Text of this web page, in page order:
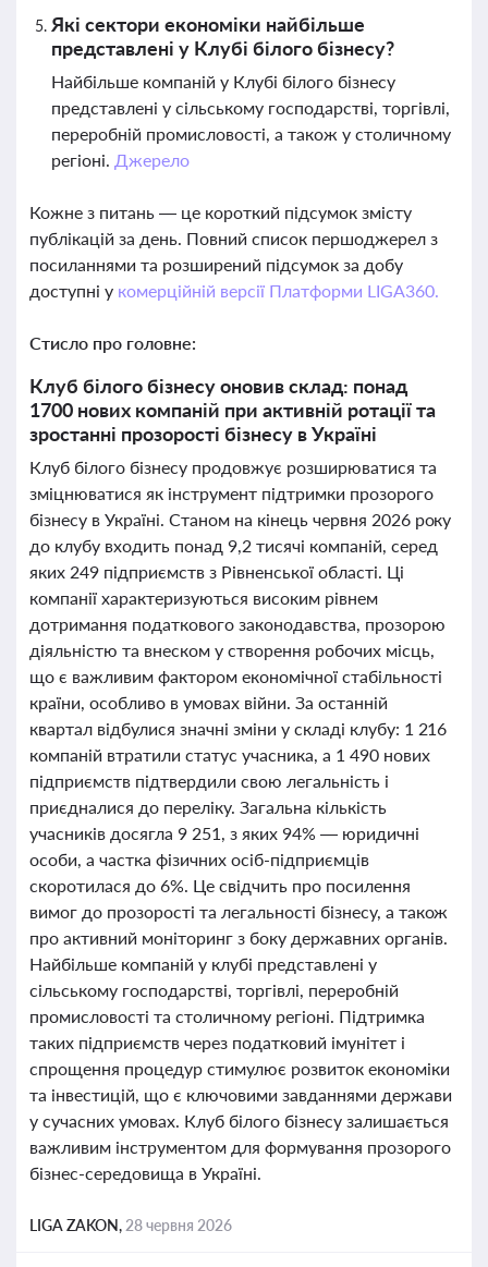
Які сектори економіки найбільше
представлені у Клубі білого бізнесу?
Найбільше компаній у Клубі білого бізнесу
представлені у сільському господарстві, торгівлі,
переробній промисловості, а також у столичному
регіоні. Джерело
Кожне з питань — це короткий підсумок змісту
публікацій за день. Повний список першоджерел з
посиланнями та розширений підсумок за добу
доступні у комерційній версії Платформи LIGA360.
Стисло про головне:
Клуб білого бізнесу оновив склад: понад
1700 нових компаній при активній ротації та
зростанні прозорості бізнесу в Україні
Клуб білого бізнесу продовжує розширюватися та
зміцнюватися як інструмент підтримки прозорого
бізнесу в Україні. Станом на кінець червня 2026 року
до клубу входить понад 9,2 тисячі компаній, серед
яких 249 підприємств з Рівненської області. Ці
компанії характеризуються високим рівнем
дотримання податкового законодавства, прозорою
діяльністю та внеском у створення робочих місць,
що є важливим фактором економічної стабільності
країни, особливо в умовах війни. За останній
квартал відбулися значні зміни у складі клубу: 1 216
компаній втратили статус учасника, а 1 490 нових
підприємств підтвердили свою легальність і
приєдналися до переліку. Загальна кількість
учасників досягла 9 251, з яких 94% — юридичні
особи, а частка фізичних осіб-підприємців
скоротилася до 6%. Це свідчить про посилення
вимог до прозорості та легальності бізнесу, а також
про активний моніторинг з боку державних органів.
Найбільше компаній у клубі представлені у
сільському господарстві, торгівлі, переробній
промисловості та столичному регіоні. Підтримка
таких підприємств через податковий імунітет і
спрощення процедур стимулює розвиток економіки
та інвестицій, що є ключовими завданнями держави
у сучасних умовах. Клуб білого бізнесу залишається
важливим інструментом для формування прозорого
бізнес-середовища в Україні.
LIGA ZAKON, 28 червня 2026